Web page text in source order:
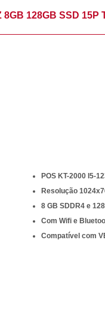
8GB 128GB SSD 15P
POS KT-2000 I5-
Resolução
8 GB SDDR4 e
Com Wifi e
Compatível com